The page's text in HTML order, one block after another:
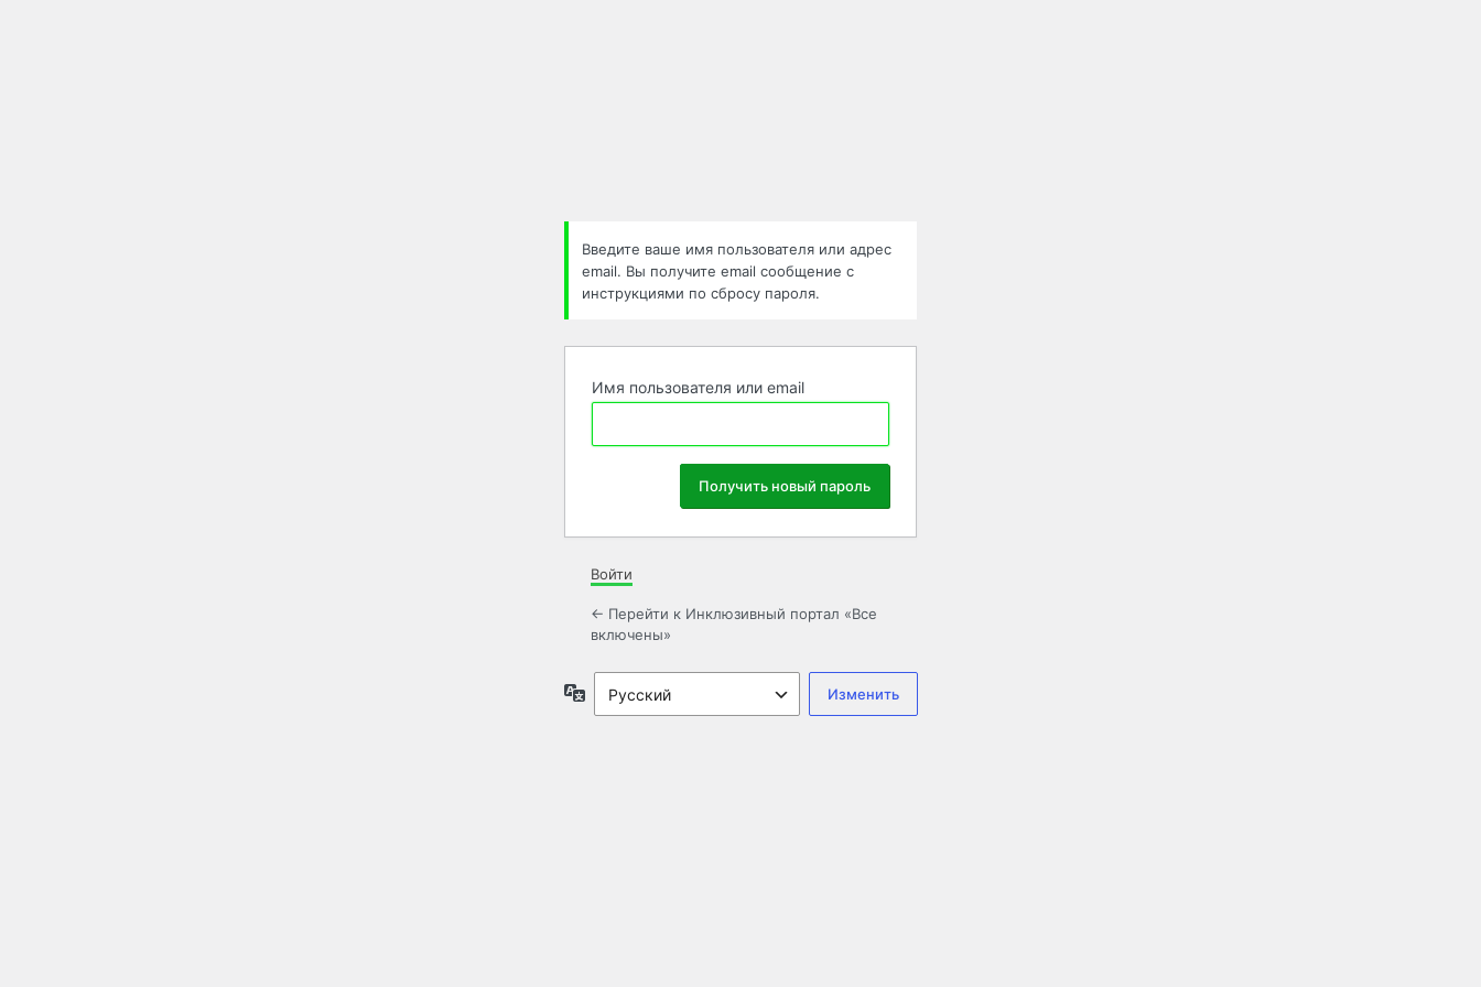
Введите ваше имя пользователя или адрес
email. Вы получите email сообщение с
инструкциями по сбросу пароля.
Имя пользователя или email
Войти
← Перейти к Инклюзивный портал «Все
включены»
Язык